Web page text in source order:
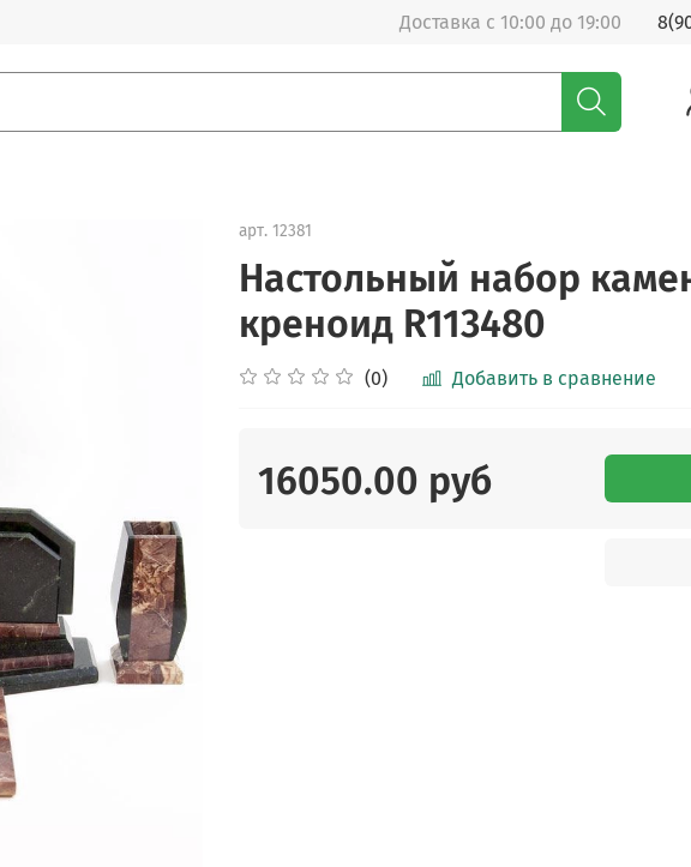
Доставка с 10:00 до 19:00
арт. 12381
Настольный набор
креноид R113480
(0) Добавить в сравнение
16050.00 руб